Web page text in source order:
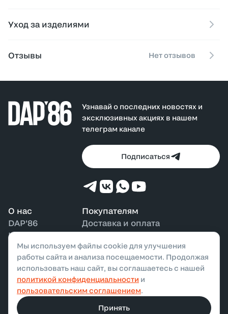
Модель легко сочетается с джинсами, спортивными
casual и streetwear, подходящие для демисезонного
Уход за изделиями
Отзывы Нет отзывов
О нас
DAP'86
Контакты
Наши магазины
Покупателям
Доставка и оплата
Возврат и обмен
Бонусная программа
Узнавай о последних новостях и
эксклюзивных акциях в нашем
телеграм канале
Подписаться
ООО «ДАП»,2026. Все права защищены
Политика конфиденциальности
Разработано в
Мы используем файлы cookie для улучшения
работы сайта и анализа посещаемости. Продолжая
использовать наш сайт, вы соглашаетесь с нашей
политикой конфиденциальности и
пользовательским соглашением.
Принять